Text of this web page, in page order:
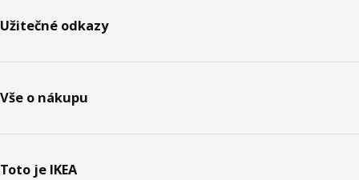
Užitečné odkazy
Vše o nákupu
Toto je IKEA